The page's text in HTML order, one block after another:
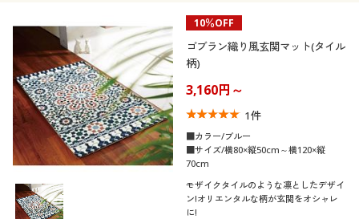
10％OFF
ゴブラン織り風玄関マット(タイル
柄)
3,160円～
1件
■カラー/ブルー
■サイズ/横80×縦50cm～横120×縦
70cm
モザイクタイルのような凛としたデザイ
ン!オリエンタルな柄が玄関をオシャレ
に!